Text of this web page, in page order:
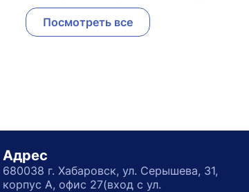
Посмотреть все
Адрес
680038 г. Хабаровск, ул. Серышева, 31,
корпус А, офис 27(вход с ул.